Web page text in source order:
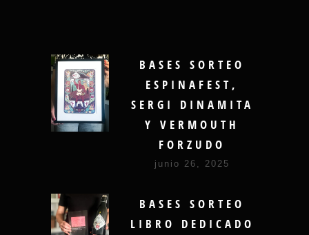
BASES SORTEO
ESPINAFEST,
SERGI DINAMITA
Y VERMOUTH
FORZUDO
junio 26, 2025
BASES SORTEO
LIBRO DEDICADO